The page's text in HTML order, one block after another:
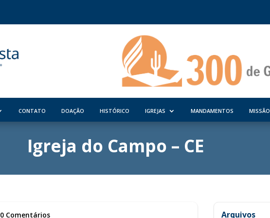
CONTATO DOAÇÃO HISTÓRICO IGREJAS MANDAMENTOS MISSÃO
Igreja do Campo – CE
0 Comentários Arquivos